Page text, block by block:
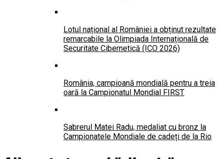
Lotul național al României a obținut rezultate
remarcabile la Olimpiada Internațională de
Securitate Cibernetică (ICO 2026)
România, campioană mondială pentru a treia
oară la Campionatul Mondial FIRST
Sabrerul Matei Radu, medaliat cu bronz la
Campionatele Mondiale de cadeți de la Rio